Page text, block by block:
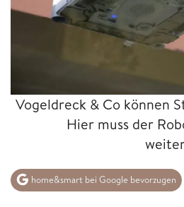
Vogeldreck & Co können
Hier muss der
home&smart bei Google bevorzugen